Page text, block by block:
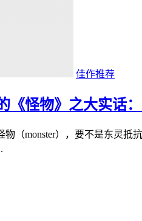
佳作推荐
《怪物》之大实话
（monster），要不是东灵